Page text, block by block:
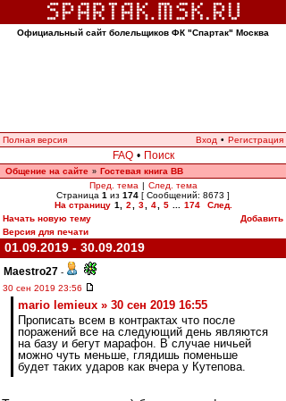
Официальный сайт болельщиков ФК "Спартак" Москва
Полная версия Вход • Регистрация
FAQ • Поиск
Общение на сайте » Гостевая книга ВВ
Пред. тема | След. тема
Страница 1 из 174 [ Сообщений: 8673 ]
На страницу 1 2 3 4 5 174
След.
Начать новую тему
Добавить
Версия для печати
01.09.2019 - 30.09.2019
Maestro27 -
30 сен 2019 23:56
mario lemieux » 30 сен 2019 16:55
Прописать всем в контрактах что после
поражений все на следующий день являются
на базу и бегут марафон. В случае ничьей
можно чуть меньше, глядишь поменьше
будет таких ударов как вчера у Кутепова.